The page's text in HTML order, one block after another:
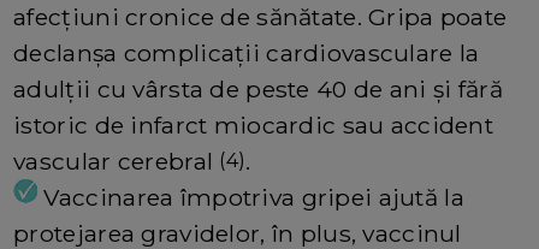
afecțiuni cronice de sănătate. Gripa poate
declanșa complicații cardiovasculare la
adulții cu vârsta de peste 40 de ani și fără
istoric de infarct miocardic sau accident
vascular cerebral (4).
Vaccinarea împotriva gripei ajută la
protejarea gravidelor, în plus, vaccinul